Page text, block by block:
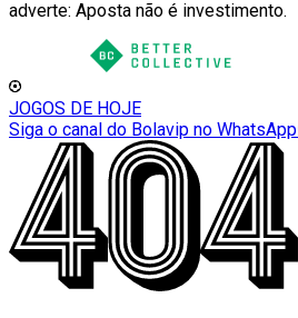
adverte: Aposta não é investimento.
JOGOS DE HOJE
Siga o canal do Bolavip no WhatsApp